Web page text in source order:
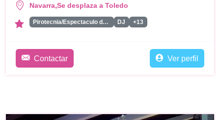
Navarra,Se desplaza a Toledo
Pirotecnia/Espectaculo de Fuegos Artificiales DJ +13
Contactar Ver perfil